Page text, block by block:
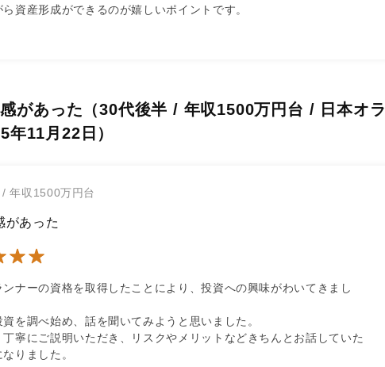
資産形成ができるのが嬉しいポイントです。
があった（30代後半 / 年収1500万円台 / 日本オラ
年11月22日）
年収1500万円台
があった
ナーの資格を取得したことにより、投資への興味がわいてきまし
を調べ始め、話を聞いてみようと思いました。
寧にご説明いただき、リスクやメリットなどきちんとお話していた
りました。